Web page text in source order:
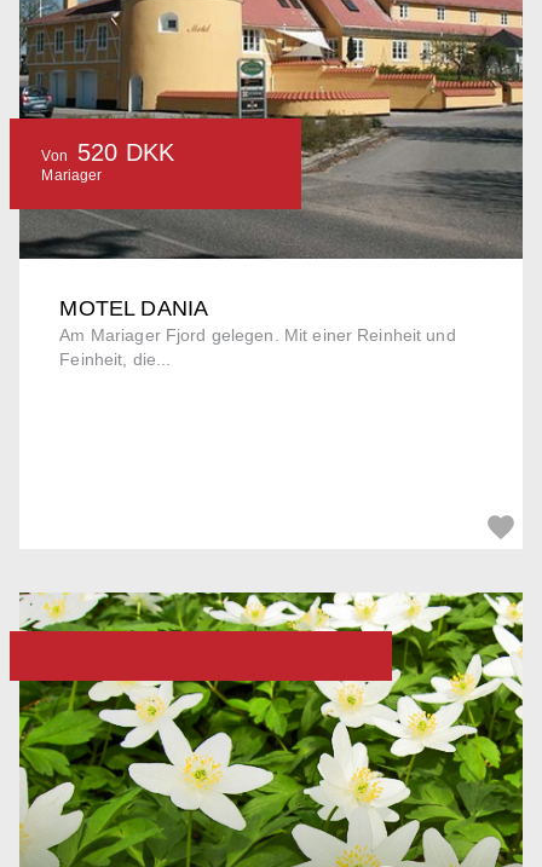
MOTEL DANIA
Am Mariager Fjord gelegen. Mit einer Reinheit und
Feinheit, die...
Von 520 DKK
Mariager